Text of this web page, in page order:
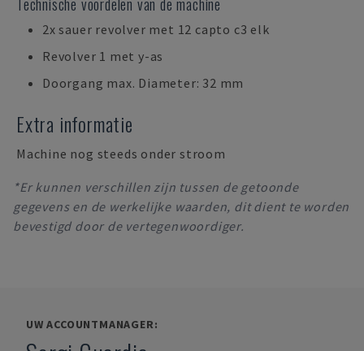
2x sauer revolver met 12 capto c3 elk
Revolver 1 met y-as
Doorgang max. Diameter: 32 mm
Extra informatie
Machine nog steeds onder stroom
*Er kunnen verschillen zijn tussen de getoonde
gegevens en de werkelijke waarden, dit dient te worden
bevestigd door de vertegenwoordiger.
UW ACCOUNTMANAGER: